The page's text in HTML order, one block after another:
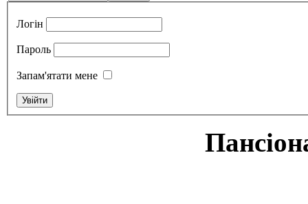
Логін
Пароль
Запам'ятати мене
П